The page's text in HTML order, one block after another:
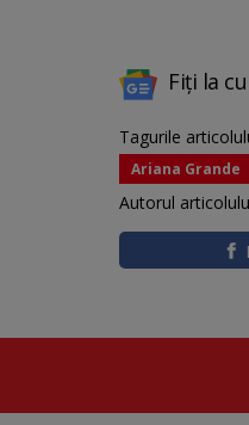
Fiți la
Tagurile
Ariana Grande
Autorul